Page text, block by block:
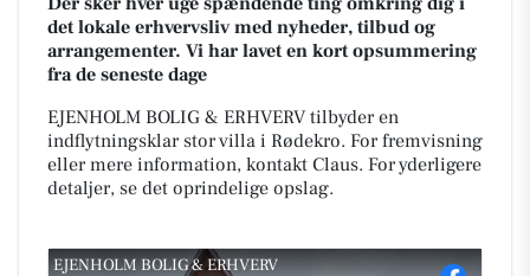
det lokale erhvervsliv med nyheder, tilbud og
arrangementer. Vi har lavet en kort opsummering
fra de seneste dage
EJENHOLM BOLIG & ERHVERV tilbyder en
indflytningsklar stor villa i Rødekro. For fremvisning
eller mere information, kontakt Claus. For yderligere
detaljer, se det oprindelige opslag.
EJENHOLM BOLIG & ERHVERV